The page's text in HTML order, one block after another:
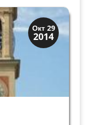
Окт 29
2014